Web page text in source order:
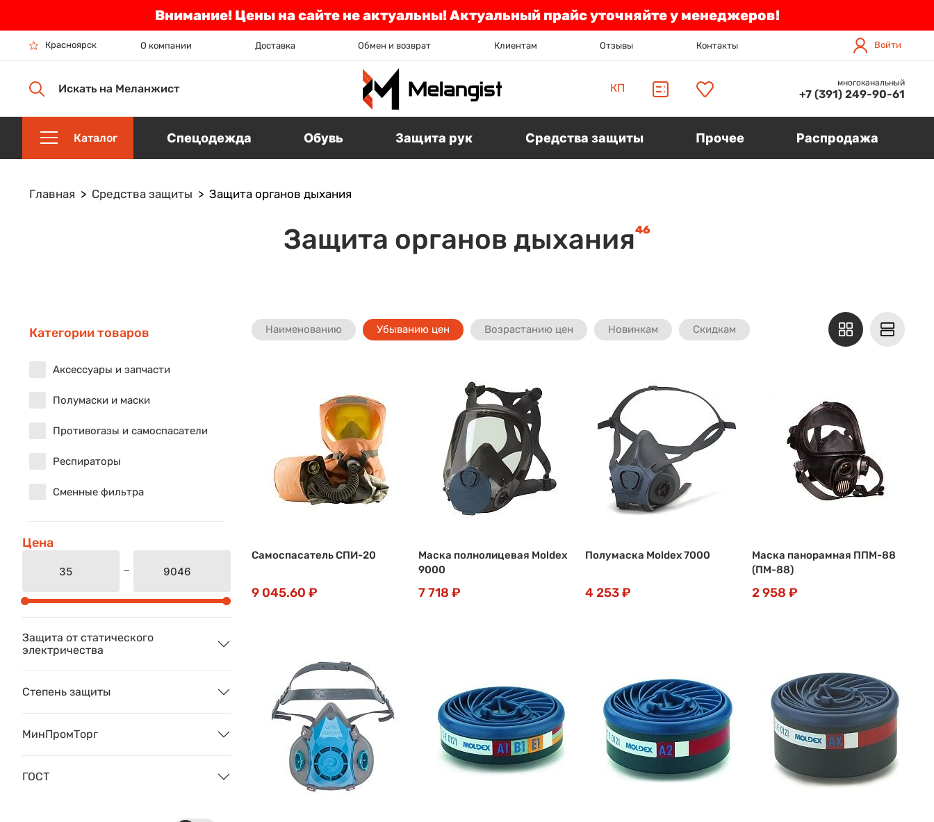
Внимание! Цены на сайте не актуальны! Актуальный прайс уточняйте у менеджеров!
Красноярск О компании Доставка Обмен и возврат Клиентам Отзывы Контакты Войти
Искать на Меланжист КП многоканальный
+7 (391) 249-90-61
Каталог Спецодежда Обувь Защита рук Средства защиты Прочее Распродажа
Главная Средства защиты Защита органов дыхания
Защита органов дыхания46
Категории товаров
Аксессуары и запчасти
Полумаски и маски
Противогазы и самоспасатели
Респираторы
Сменные фильтра
Цена
Защита от статического
электричества
Степень защиты
МинПромТорг
ГОСТ
Наименованию Убыванию цен Возрастанию цен Новинкам Скидкам
Самоспасатель СПИ-20
9 045.60 ₽
Маска полнолицевая Moldex
9000
7 718 ₽
Полумаска Moldex 7000
4 253 ₽
Маска панорамная ППМ-88
(ПМ-88)
2 958 ₽